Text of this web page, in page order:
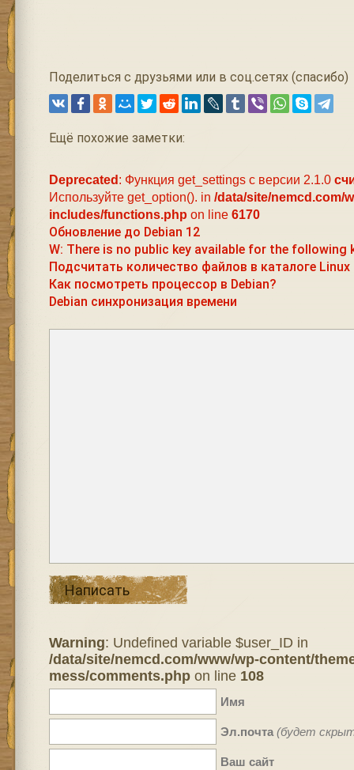
Поделиться с друзьями или в соц.сетях (спасибо)
Ещё похожие заметки:
Deprecated : Функция get_settings с версии 2.1.0
Используйте get_option(). in /data/site/nemcd.com/
includes/functions.php on line 6170
Обновление до Debian 12
W: There is no public key available for the following
Подсчитать количество файлов в каталоге Linux
Как посмотреть процессор в Debian?
Debian синхронизация времени
Написать
Warning: Undefined variable $user_ID in
/data/site/nemcd.com/www/wp-content/
mess/comments.phpon line 108
Имя
Эл.почта (будет
Ваш сайт